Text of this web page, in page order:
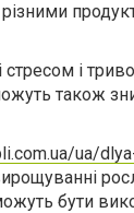
стресом і
також
ua/
бути